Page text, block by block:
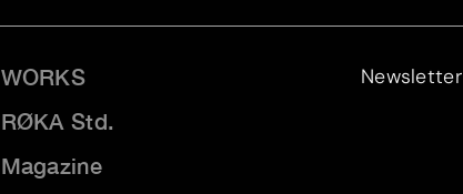
WORKS
RØKA Std.
Magazine
Newsletter